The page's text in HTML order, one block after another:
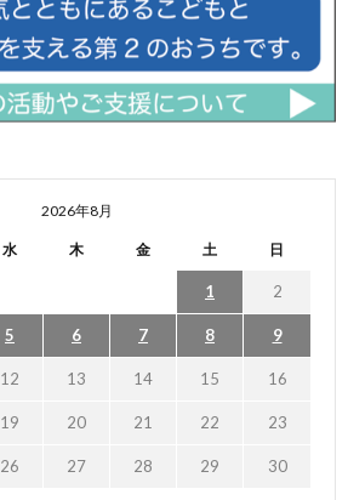
2026年8月
水 木 金 土 日
1 2
5 6 7 8 9
12 13 14 15 16
19 20 21 22 23
26 27 28 29 30